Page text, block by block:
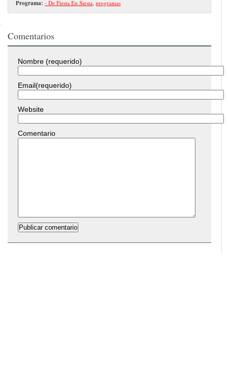
Programa: - De Fiesta En Siesta, programas
Comentarios
Nombre (requerido)
Email(requerido)
Website
Comentario